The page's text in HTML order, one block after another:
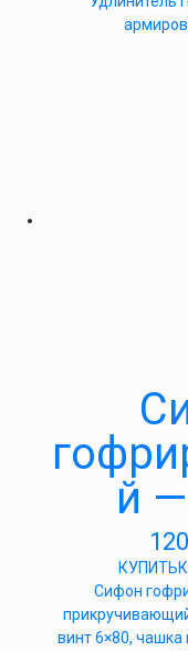
й
КУПИТЬ
Сифон
винт 6×80,